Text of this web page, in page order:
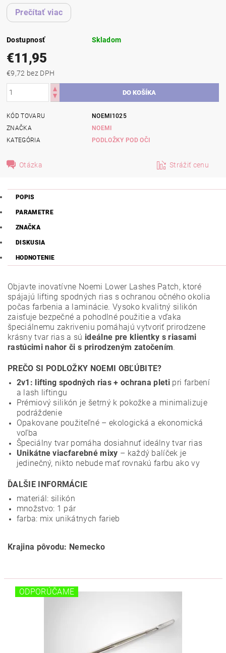
Prečítať viac
Dostupnosť Skladom
€11,95
€9,72 bez DPH
KÓD TOVARU
NOEMI1025
ZNAČKA
NOEMI
KATEGÓRIA
PODLOŽKY POD OČI
Otázka Strážiť cenu
POPIS
PARAMETRE
ZNAČKA
DISKUSIA
HODNOTENIE
Objavte inovatívne Noemi Lower Lashes Patch, ktoré
spájajú lifting spodných rias s ochranou očného okolia
počas farbenia a laminácie. Vysoko kvalitný silikón
zaisťuje bezpečné a pohodlné použitie a vďaka
špeciálnemu zakriveniu pomáhajú vytvoriť prirodzene
krásny tvar rias a sú ideálne pre klientky s riasami
rastúcimi nahor či s prirodzeným zatočením.
PREČO SI PODLOŽKY NOEMI OBĽÚBITE?
2v1: lifting spodných rias + ochrana pleti pri farbení
a lash liftingu
Prémiový silikón je šetrný k pokožke a minimalizuje
podráždenie
Opakovane použiteľné – ekologická a ekonomická
voľba
Špeciálny tvar pomáha dosiahnuť ideálny tvar rias
Unikátne viacfarebné mixy – každý balíček je
jedinečný, nikto nebude mať rovnakú farbu ako vy
ĎALŠIE INFORMÁCIE
materiál: silikón
množstvo: 1 pár
farba: mix unikátnych farieb
Krajina pôvodu: Nemecko
ODPORÚČAME